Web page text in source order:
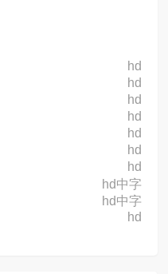
hd
hd
hd
hd
hd
hd
hd
hd中字
hd中字
hd